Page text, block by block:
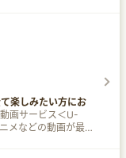
一部ポイント還元
す。） 楽天ポイン
のお店でも使える
ト最大3倍！（特典
。）
楽しみたい方にお
画サービス＜U-
メなどの動画が最